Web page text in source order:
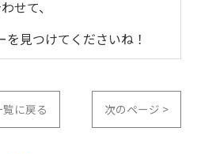
せて、
見つけてくださいね！
覧に戻る 次のページ >